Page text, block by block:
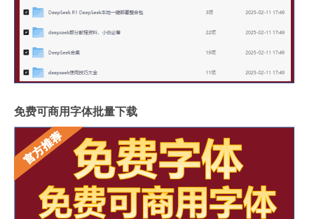
免费可商用字体批量下载